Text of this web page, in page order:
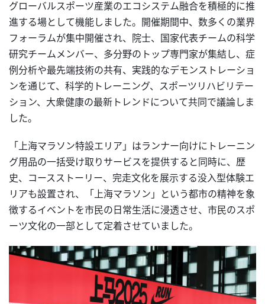
グローバルスポーツ産業のエコシステム融合を積極的に推
進する場として機能しました。開催期間中、数多くの業界
フォーラムが集中開催され、院士、国家代表チームの科学
研究チームメンバー、多分野のトップ専門家が集結し、症
例分析や最先端技術の共有、実践的なデモンストレーショ
ンを通じて、科学的トレーニング、スポーツリハビリテー
ション、大衆健康の最新トレンドについて共同で議論しま
した。
「上海マラソン特設エリア」はランナー向けにトレーニン
グ用品の一括受け取りサービスを提供すると同時に、歴
史、コースストーリー、完走文化を展示する没入型体験エ
リアも設置され、「上海マラソン」という都市の精神を象
徴するイベントを市民の日常生活に浸透させ、市民のスポ
ーツ文化の一部として定着させていました。